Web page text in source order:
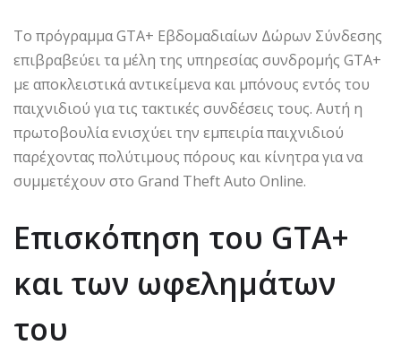
Το πρόγραμμα GTA+ Εβδομαδιαίων Δώρων Σύνδεσης
επιβραβεύει τα μέλη της υπηρεσίας συνδρομής GTA+
με αποκλειστικά αντικείμενα και μπόνους εντός του
παιχνιδιού για τις τακτικές συνδέσεις τους. Αυτή η
πρωτοβουλία ενισχύει την εμπειρία παιχνιδιού
παρέχοντας πολύτιμους πόρους και κίνητρα για να
συμμετέχουν στο Grand Theft Auto Online.
Επισκόπηση του GTA+
και των ωφελημάτων
του